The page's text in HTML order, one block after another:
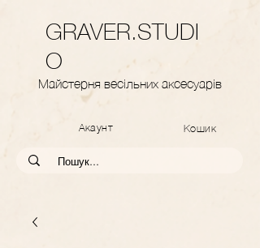
GRAVER.STUDI
O
Майстерня весільних аксесуарів
Акаунт Кошик